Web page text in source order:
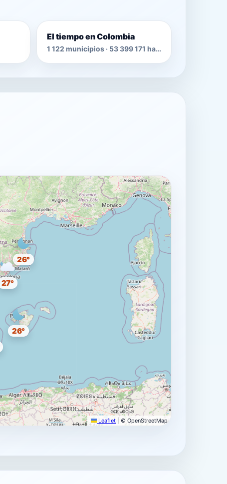
El tiempo en Colombia
1 122 municipios · 53 399 171 habitantes
27°
26°
26°
Leaflet © OpenStreetMap